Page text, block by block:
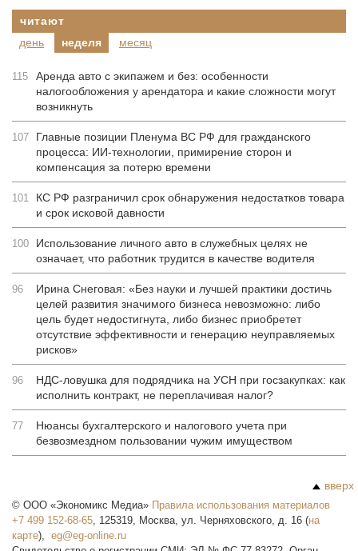
читают
день
неделя месяц
115
Аренда авто с экипажем и без: особенности
налогообложения у арендатора и какие сложности могут
возникнуть
107
Главные позиции Пленума ВС РФ для гражданского
процесса: ИИ-технологии, примирение сторон и
компенсация за потерю времени
101
КС РФ разграничил срок обнаружения недостатков товара
и срок исковой давности
100
Использование личного авто в служебных целях не
означает, что работник трудится в качестве водителя
96
Ирина Снеговая: «Без науки и лучшей практики достичь
целей развития значимого бизнеса невозможно: либо
цель будет недостигнута, либо бизнес приобретет
отсутствие эффективности и генерацию неуправляемых
рисков»
96
НДС-ловушка для подрядчика на УСН при госзакупках: как
исполнить контракт, не переплачивая налог?
77
Нюансы бухгалтерского и налогового учета при
безвозмездном пользовании чужим имуществом
вверх
© ООО «Экономикс Медиа» Правила использования материалов
+7 499 152-68-65, 125319, Москва, ул. Черняховского, д. 16 (на
карте),